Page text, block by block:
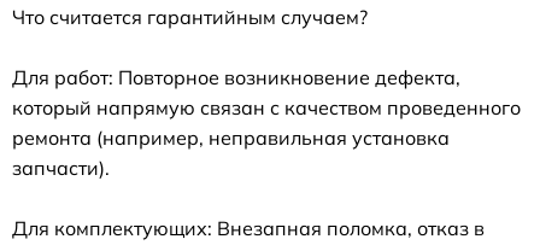
Что считается гарантийным случаем?
Для работ: Повторное возникновение дефекта,
который напрямую связан с качеством проведенного
ремонта (например, неправильная установка
запчасти).
Для комплектующих: Внезапная поломка, отказ в